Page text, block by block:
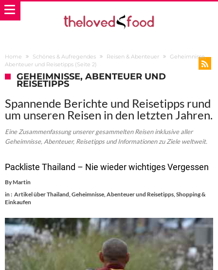
Home Schönes & Aufregendes Reisen & Abenteuer
Geheimnisse,
Abenteuer und Reisetipps (Seite 2)
GEHEIMNISSE, ABENTEUER UND
REISETIPPS
Spannende Berichte und Reisetipps rund
um unseren Reisen in den letzten Jahren.
Eine Zusammenfassung unserer gesammelten Reisen inklusive aller
Geheimnisse, Abenteuer, Reisetipps und Informationen zu Ziele weltweit.
Packliste Thailand – Nie wieder wichtiges Vergessen
ByMartin
in : Artikel über Thailand,Geheimnisse, Abenteuer und Reisetipps,Shopping &
Einkaufen